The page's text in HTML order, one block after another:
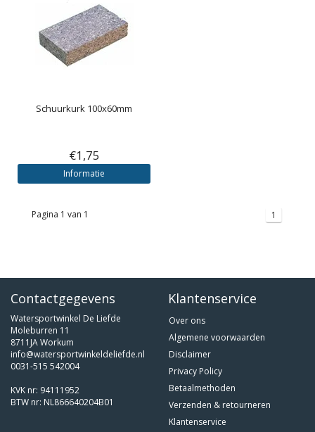
Schuurkurk 100x60mm
€1,75
Informatie
Pagina 1 van 1 1
Contactgegevens
Watersportwinkel De Liefde
Moleburren 11
8711JA Workum
info@watersportwinkeldeliefde.nl
0031-515 542004
KVK nr: 94111952
BTW nr: NL866640204B01
Klantenservice
Over ons
Algemene voorwaarden
Disclaimer
Privacy Policy
Betaalmethoden
Verzenden & retourneren
Klantenservice